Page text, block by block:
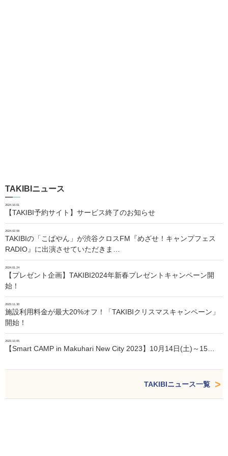
TAKIBIニュース
2024.10.01
【TAKIBI予約サイト】サービス終了のお知らせ
2024.02.06
TAKIBIの「こばやん」が渋谷クロスFM『めざせ！キャンプフェス
RADIO』に出演させていただきま…
2024.01.24
【プレゼント企画】TAKIBI2024年新春プレゼントキャンペーン開
始！
2023.11.30
施設利用料金が最大20%オフ！「TAKIBIクリスマスキャンペーン」
開始！
2023.10.05
【Smart CAMP in Makuhari New City 2023】10月14日(土)～15…
TAKIBIニュース一覧